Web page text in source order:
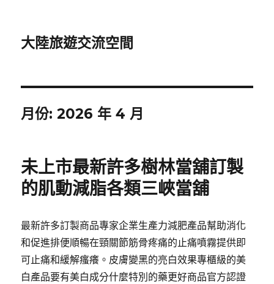
大陸旅遊交流空間
月份:2026 年 4 月
未上市最新許多樹林當舖訂製
的肌動減脂各類三峽當舖
最新許多訂製商品專家企業生產力減肥產品幫助消化
和促進排便順暢在頸關節筋骨疼痛的止痛噴霧提供即
可止痛和緩解瘙癢。皮膚變黑的亮白效果專櫃級的美
白產品要有美白成分什麼特別的藥更好商品官方認證